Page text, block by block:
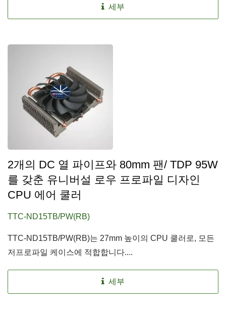
세부
2개의 DC 열 파이프와 80mm 팬/ TDP 95W
를 갖춘 유니버설 로우 프로파일 디자인
CPU 에어 쿨러
TTC-ND15TB/PW(RB)
TTC-ND15TB/PW(RB)는 27mm 높이의 CPU 쿨러로, 모든
저프로파일 케이스에 적합합니다....
세부